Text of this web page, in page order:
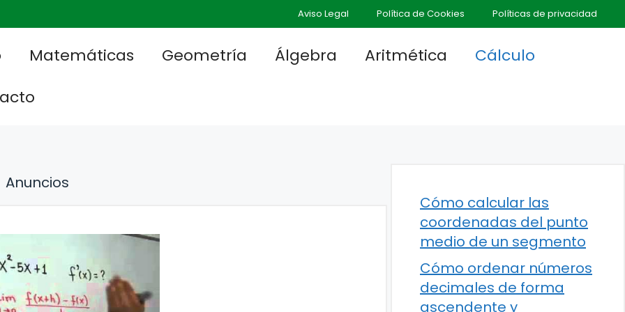
Aviso Legal Política de Cookies Políticas de privacidad
Matemáticas Geometría Álgebra Aritmética
Cálculo
Anuncios
Cómo calcular las
coordenadas del punto
medio de un segmento
Cómo ordenar números
decimales de forma
ascendente y